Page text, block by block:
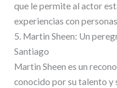
que le permite al actor
experiencias con
5. Martin Sheen: Un
Santiago
Martin Sheen es un
conocido por su talento y